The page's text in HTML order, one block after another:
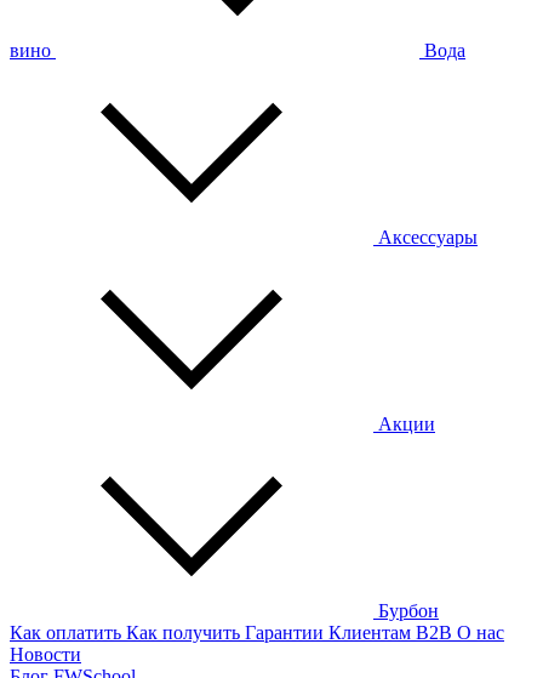
вино Вода
Аксессуары
Акции
Бурбон
Как оплатить Как получить Гарантии Клиентам B2B О нас
Новости